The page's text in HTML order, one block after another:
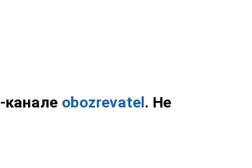
канале obozrevatel. Не